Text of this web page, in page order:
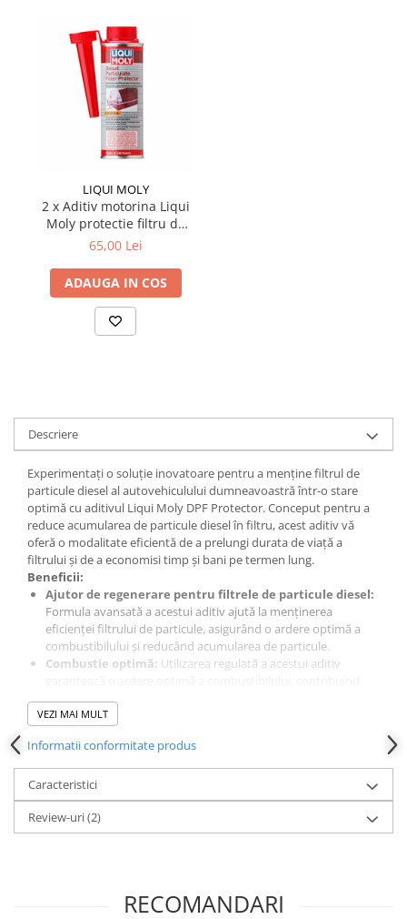
Huse Auto
Incarcatoare telefoane mobile
Parasolare Auto
Produse curatare IT
Siguranta Rutiera
Stergatoare Auto
Electrica si Electronice Auto
LED Omologat RAR
Adaptoare LED
Accesorii electronice auto
Camere Auto DVR
Senzori de Parcare
Testere si diagnoza auto
Odorizante Auto
Parfum Original
Parfum Auto
Odorizante grila
LIQUI MOLY
2 x Aditiv motorina Liqui
Moly protectie filtru de
particule "DPF-Protector"
65,00 Lei
ADAUGA IN COS
Descriere
Experimentați o soluție inovatoare pentru a menține filtrul de
particule diesel al autovehiculului dumneavoastră într-o stare
optimă cu aditivul Liqui Moly DPF Protector. Conceput pentru a
reduce acumularea de particule diesel în filtru, acest aditiv vă
oferă o modalitate eficientă de a prelungi durata de viață a
filtrului și de a economisi timp și bani pe termen lung.
Beneficii:
Ajutor de regenerare pentru filtrele de particule diesel:
Formula avansată a acestui aditiv ajută la menținerea
eficienței filtrului de particule, asigurând o ardere optimă a
combustibilului și reducând acumularea de particule.
Combustie optimă: Utilizarea regulată a acestui aditiv
astfel la reducerea emisiilor și la protejarea mediului
înconjurător.
Autovehiculele utilizate frecvent pentru călătorii scurte sau în
mediul urban sunt susceptibile la acumularea de particule
diesel în filtru. Acest aditiv este special formulat pentru a face
față acestei probleme, menținând filtrul curat și eficient.
Caracteristici Tehnice:
Bază:Amestec de aditivi în lichid purtător
Vâscozitate la 40 °C:
< 7 mm²/s
VEZI MAI MULT
Informatii conformitate produs
Caracteristici
Review-uri(2)
RECOMANDARI